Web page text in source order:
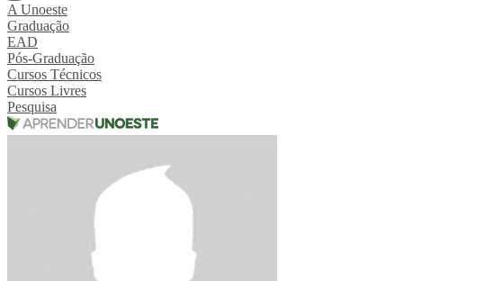
A Unoeste
Graduação
EAD
Pós-Graduação
Cursos Técnicos
Cursos Livres
Pesquisa